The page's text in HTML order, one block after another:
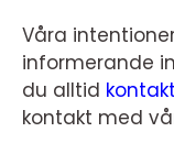
Våra
informerande
du alltid
kontakt med